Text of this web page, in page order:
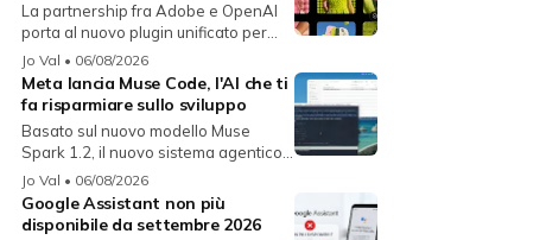
La partnership fra Adobe e OpenAI
porta al nuovo plugin unificato per...
Jo Val • 06/08/2026
Meta lancia Muse Code, l'AI che ti
fa risparmiare sullo sviluppo
Basato sul nuovo modello Muse
Spark 1.2, il nuovo sistema agentico
fun...
Jo Val • 06/08/2026
Google Assistant non più
disponibile da settembre 2026